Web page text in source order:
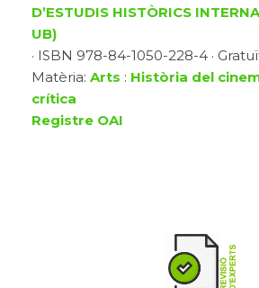
D’ESTUDIS HISTÒRICS
UB)
· ISBN 978-84-1050-228-4 ·
Matèria: Arts : Història del
crítica
Registre OAI